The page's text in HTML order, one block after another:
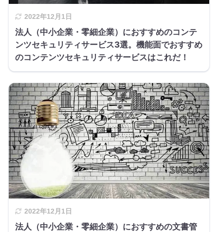
2022年12月1日
法人（中小企業・零細企業）におすすめのコンテ
ンツセキュリティサービス3選。機能面でおすすめ
のコンテンツセキュリティサービスはこれだ！
2022年12月1日
法人（中小企業・零細企業）におすすめの文書管